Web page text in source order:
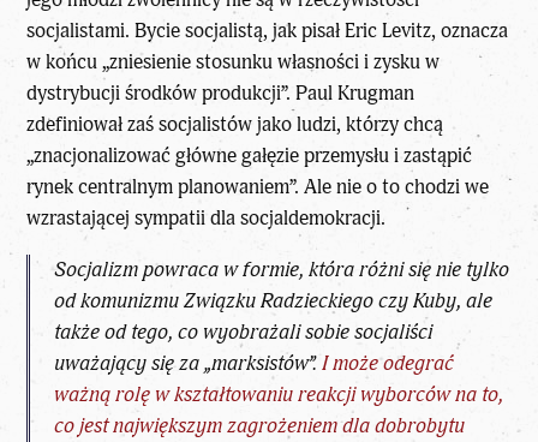
socjalistami. Bycie socjalistą, jak pisał Eric Levitz, oznacza
w końcu „zniesienie stosunku własności i zysku w
dystrybucji środków produkcji”. Paul Krugman
zdefiniował zaś socjalistów jako ludzi, którzy chcą
„znacjonalizować główne gałęzie przemysłu i zastąpić
rynek centralnym planowaniem”. Ale nie o to chodzi we
wzrastającej sympatii dla socjaldemokracji.
Socjalizm powraca w formie, która różni się nie tylko
od komunizmu Związku Radzieckiego czy Kuby, ale
także od tego, co wyobrażali sobie socjaliści
uważający się za „marksistów”.I może odegrać
ważną rolę w kształtowaniu reakcji wyborców na to,
co jest największym zagrożeniem dla dobrobytu